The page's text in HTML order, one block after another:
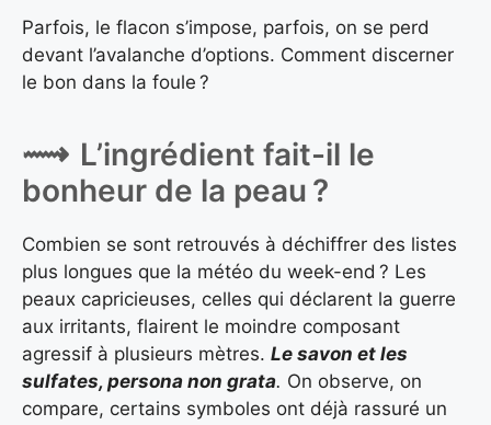
Parfois, le flacon s’impose, parfois, on se perd
devant l’avalanche d’options. Comment discerner
le bon dans la foule ?
L’ingrédient fait-il le
bonheur de la peau ?
Combien se sont retrouvés à déchiffrer des listes
plus longues que la météo du week-end ? Les
peaux capricieuses, celles qui déclarent la guerre
aux irritants, flairent le moindre composant
agressif à plusieurs mètres. Le savon et les
sulfates, persona non grata. On observe, on
compare, certains symboles ont déjà rassuré un